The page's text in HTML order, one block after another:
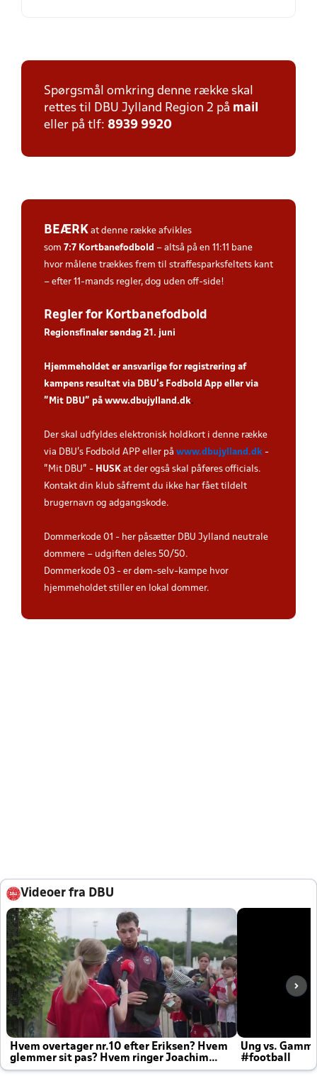
Spørgsmål omkring denne række skal
rettes til DBU Jylland Region 2 på mail
eller på tlf: 8939 9920
BEÆRK at denne række afvikles
som 7:7 Kortbanefodbold – altså på en 11:11 bane
hvor målene trækkes frem til straffesparksfeltets kant
– efter 11-mands regler, dog uden off-side!
Regler for Kortbanefodbold
Regionsfinaler søndag 21. juni
Hjemmeholdet er ansvarlige for registrering af
kampens resultat via DBU’s Fodbold App eller via
”Mit DBU” på www.dbujylland.dk.
Der skal udfyldes elektronisk holdkort i denne række
via DBU's Fodbold APP eller på www.dbujylland.dk -
"Mit DBU" - HUSK at der også skal påføres officials.
Kontakt din klub såfremt du ikke har fået tildelt
brugernavn og adgangskode.
Dommerkode 01 - her påsætter DBU Jylland neutrale
dommere – udgiften deles 50/50.
Dommerkode 03 - er døm-selv-kampe hvor
hjemmeholdet stiller en lokal dommer.
Videoer fra DBU
Hvem overtager nr.10 efter Eriksen? Hvem
glemmer sit pas? Hvem ringer Joachim
altid til efter kampe?
Ung vs.
#football